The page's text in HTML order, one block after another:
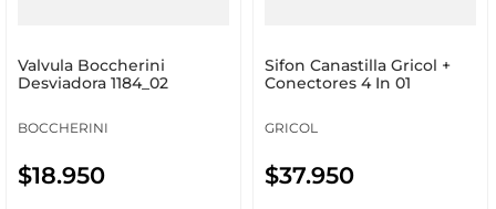
Valvula Boccherini
Desviadora 1184_02
BOCCHERINI
$18.950
Sifon Canastilla Gricol +
Conectores 4 In 01
GRICOL
$37.950